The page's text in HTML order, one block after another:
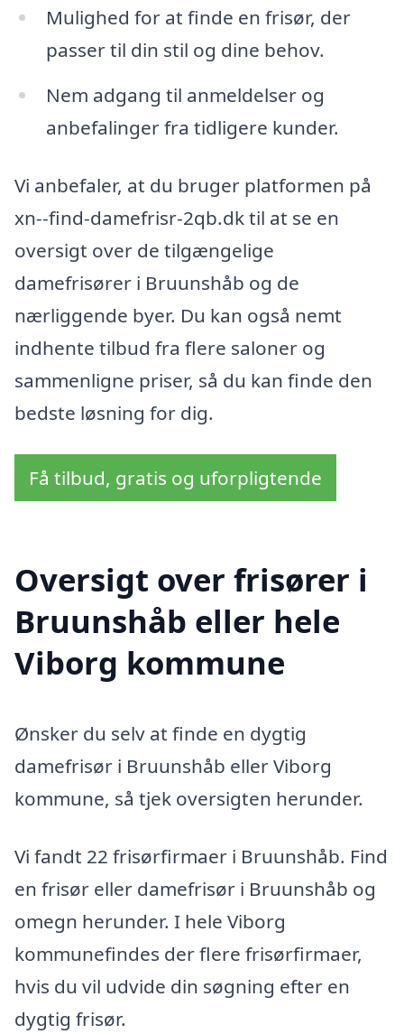
Mulighed for at finde en frisør, der
passer til din stil og dine behov.
Nem adgang til anmeldelser og
anbefalinger fra tidligere kunder.
Vi anbefaler, at du bruger platformen på
xn--find-damefrisr-2qb.dk til at se en
oversigt over de tilgængelige
damefrisører i Bruunshåb og de
nærliggende byer. Du kan også nemt
indhente tilbud fra flere saloner og
sammenligne priser, så du kan finde den
bedste løsning for dig.
Få tilbud, gratis og uforpligtende
Oversigt over frisører i
Bruunshåb eller hele
Viborg kommune
Ønsker du selv at finde en dygtig
damefrisør i Bruunshåb eller Viborg
kommune, så tjek oversigten herunder.
Vi fandt 22 frisørfirmaer i Bruunshåb. Find
en frisør eller damefrisør i Bruunshåb og
omegn herunder. I hele Viborg
kommunefindes der flere frisørfirmaer,
hvis du vil udvide din søgning efter en
dygtig frisør.